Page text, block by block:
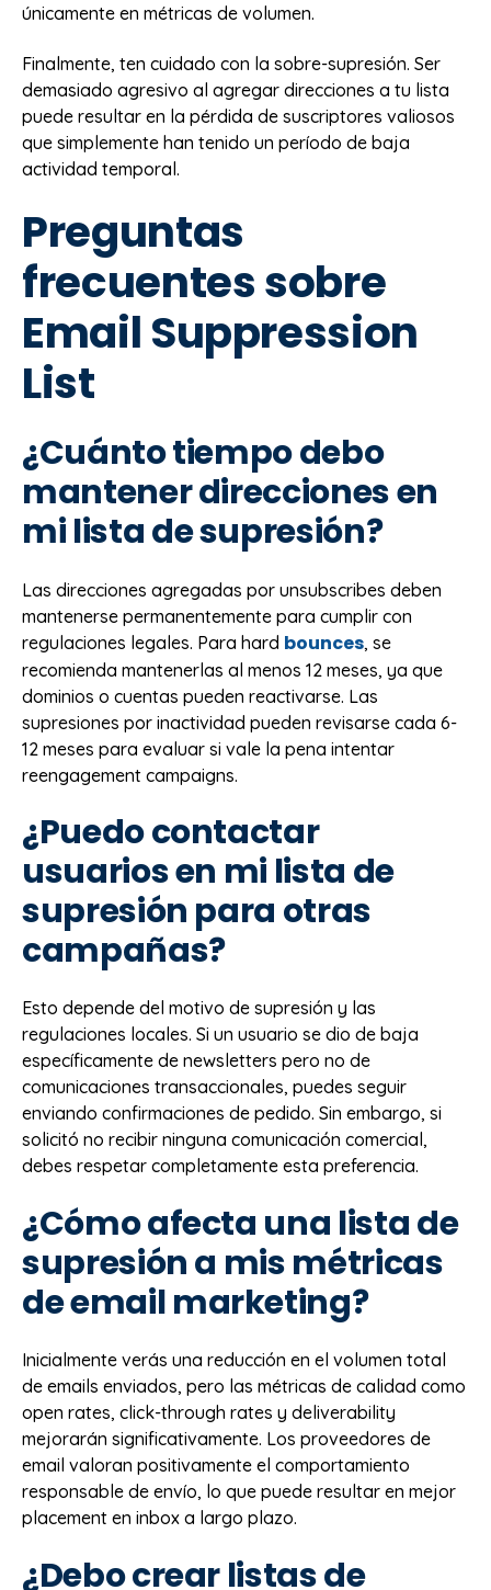
únicamente en métricas de volumen.
Finalmente, ten cuidado con la sobre-supresión. Ser
demasiado agresivo al agregar direcciones a tu lista
puede resultar en la pérdida de suscriptores valiosos
que simplemente han tenido un período de baja
actividad temporal.
Preguntas
frecuentes sobre
Email Suppression
List
¿Cuánto tiempo debo
mantener direcciones en
mi lista de supresión?
Las direcciones agregadas por unsubscribes deben
mantenerse permanentemente para cumplir con
regulaciones legales. Para hard bounces, se
recomienda mantenerlas al menos 12 meses, ya que
dominios o cuentas pueden reactivarse. Las
supresiones por inactividad pueden revisarse cada 6-
12 meses para evaluar si vale la pena intentar
reengagement campaigns.
¿Puedo contactar
usuarios en mi lista de
supresión para otras
campañas?
Esto depende del motivo de supresión y las
regulaciones locales. Si un usuario se dio de baja
específicamente de newsletters pero no de
comunicaciones transaccionales, puedes seguir
enviando confirmaciones de pedido. Sin embargo, si
solicitó no recibir ninguna comunicación comercial,
debes respetar completamente esta preferencia.
¿Cómo afecta una lista de
supresión a mis métricas
de email marketing?
Inicialmente verás una reducción en el volumen total
de emails enviados, pero las métricas de calidad como
open rates, click-through rates y deliverability
mejorarán significativamente. Los proveedores de
email valoran positivamente el comportamiento
responsable de envío, lo que puede resultar en mejor
placement en inbox a largo plazo.
¿Debo crear listas de